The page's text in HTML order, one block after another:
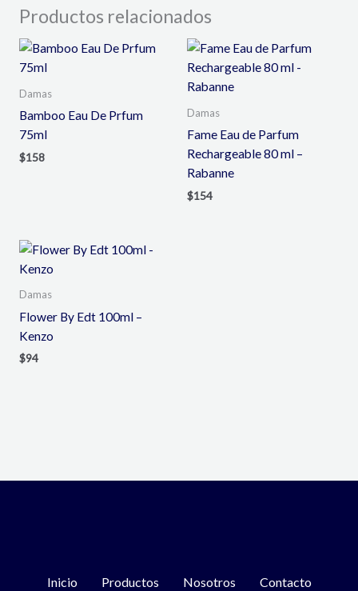
Productos relacionados
Damas
Bamboo Eau De Prfum
75ml
$158
Damas
Fame Eau de Parfum
Rechargeable 80 ml –
Rabanne
$154
Damas
Flower By Edt 100ml –
Kenzo
$94
Inicio Productos Nosotros Contacto